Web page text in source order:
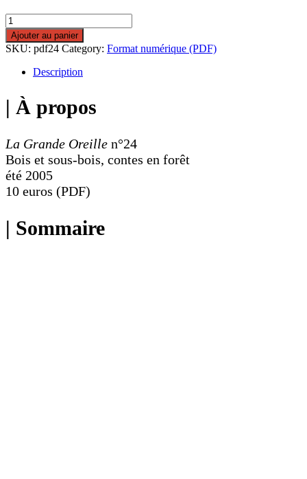
quantité
de
24
-
Bois
bois,
contes
forêt
Ajouter au panier
SKU: pdf24 Category: Format numérique (PDF)
Description
| À propos
La Grande Oreille n°24
Bois et sous-bois, contes en forêt
été 2005
10 euros (PDF)
| Sommaire